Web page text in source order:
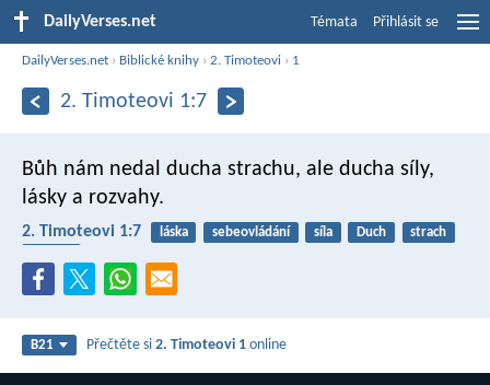
DailyVerses.net Témata Přihlásit se
DailyVerses.net › Biblické knihy ›2. Timoteovi › 1
2. Timoteovi 1:7
Bůh nám nedal ducha strachu, ale ducha síly,
lásky a rozvahy.
2. Timoteovi 1:7 láska sebeovládání síla Duch
strach
B21 Přečtěte si2. Timoteovi 1 online